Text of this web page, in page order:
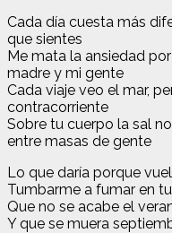
Cada día cuesta más
que sientes
Me mata la ansiedad
madre y mi gente
Cada viaje veo el mar,
contracorriente
Sobre tu cuerpo la sal
entre masas de gente
Lo que daría porque
Tumbarme a fumar en
Que no se acabe el
Y que se muera